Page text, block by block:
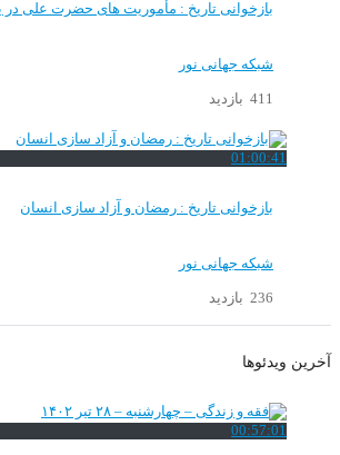
بازخوانی تاریخ : مأموریت های حضرت علی در
شبکه جهانی نور
411 بازدید
01:00:41
بازخوانی تاریخ : رمضان و آزاد سازی انسان
شبکه جهانی نور
236 بازدید
آخرین ویدئوها
00:57:01